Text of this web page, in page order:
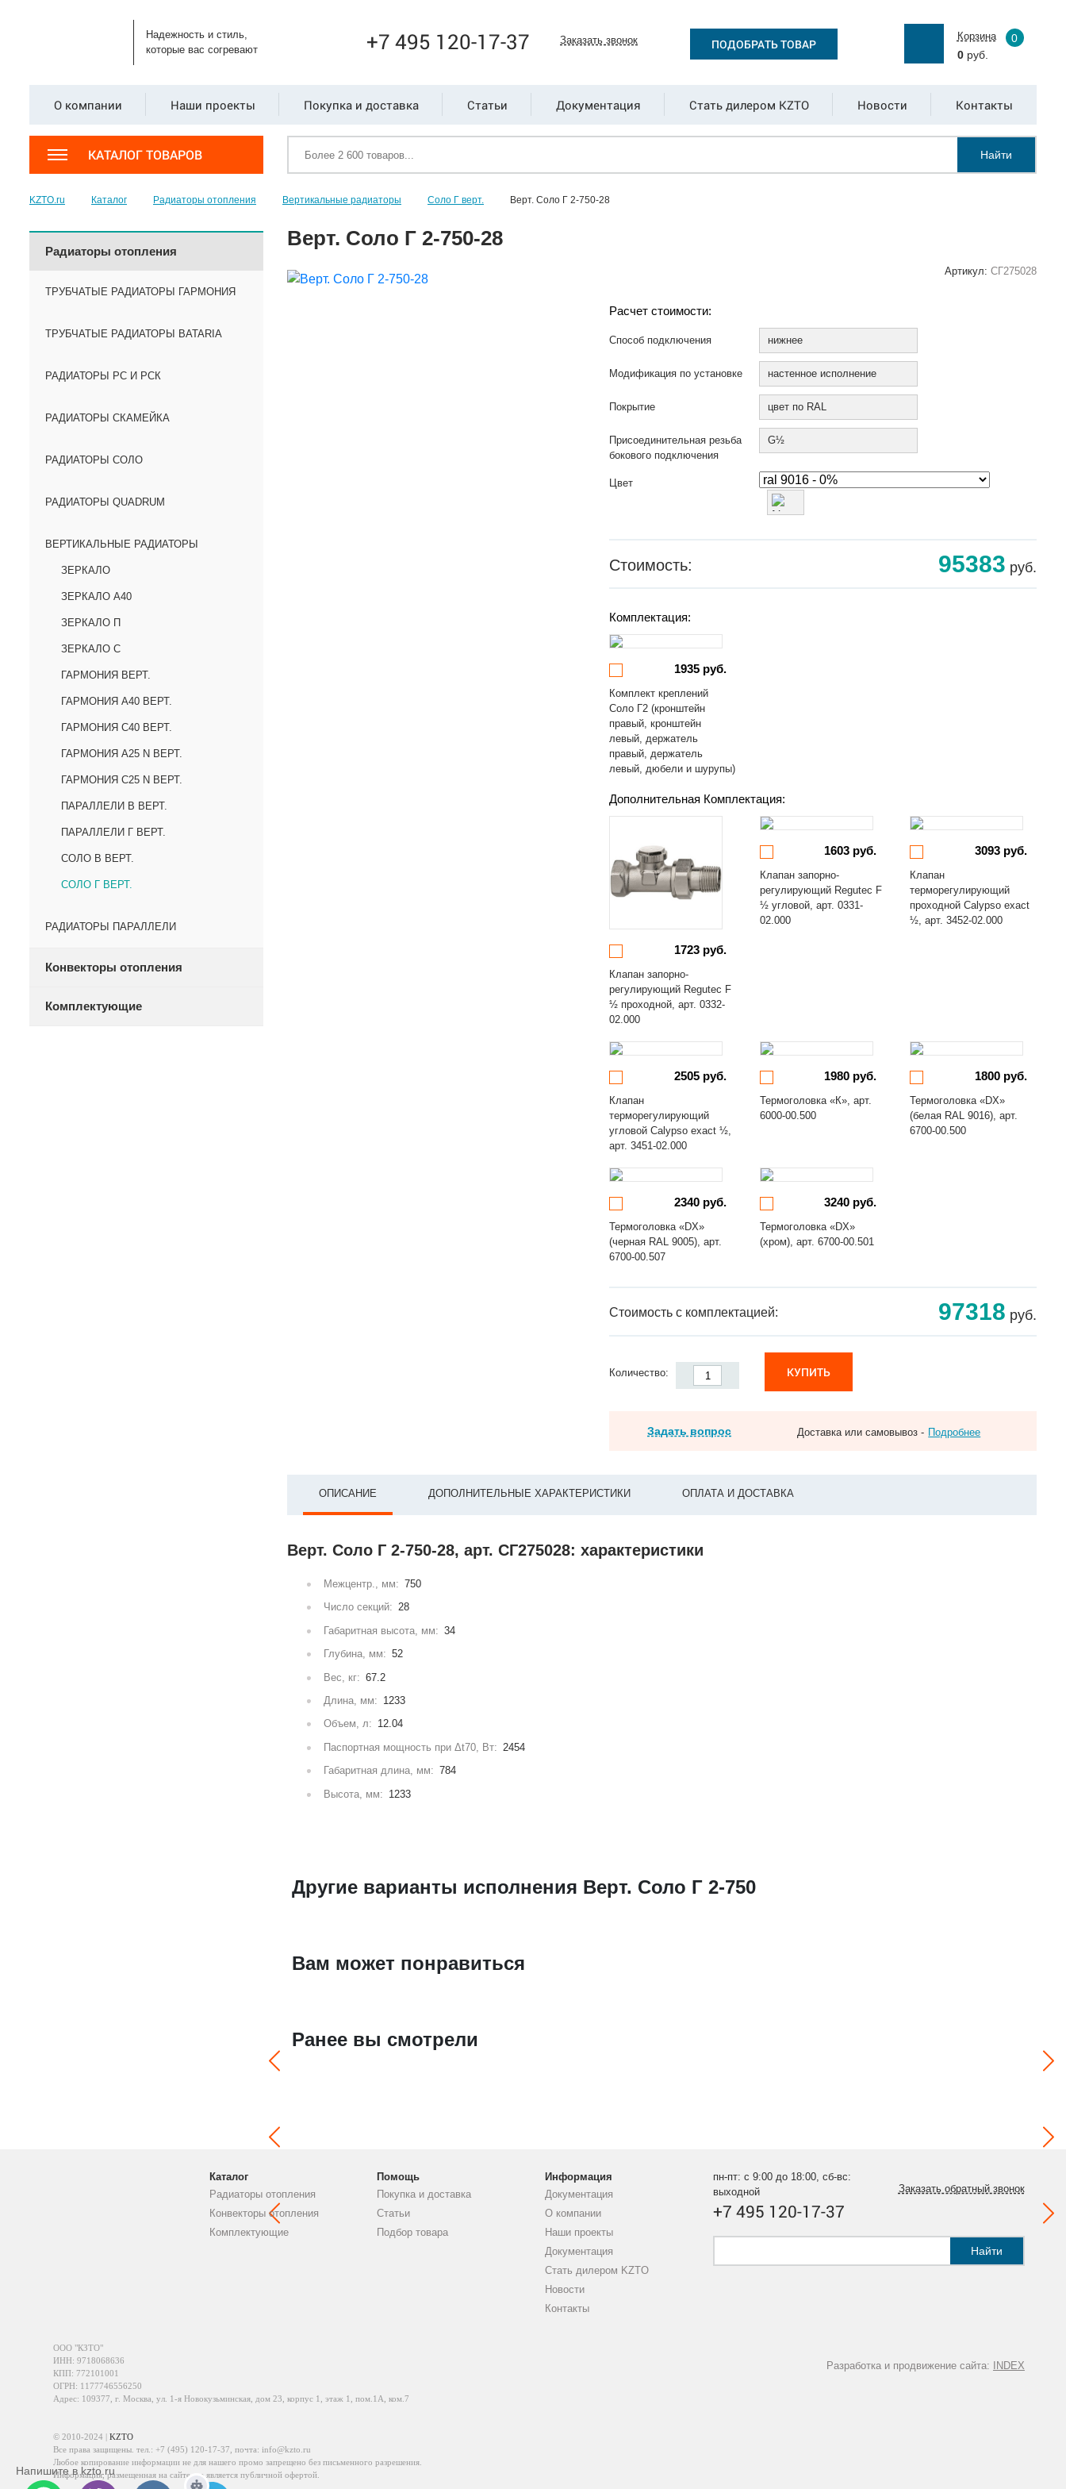
Надежность и стиль,
которые вас согревают
+7 495 120-17-37 Заказать звонок ПОДОБРАТЬ ТОВАР
Корзина
0
0руб.
О компании Наши проекты Покупка и доставка Статьи Документация Стать дилером KZTO Новости Контакты
КАТАЛОГ ТОВАРОВ Найти
KZTO.ru Каталог Радиаторы отопления Вертикальные радиаторы Соло Г верт. Верт. Соло Г 2-750-28
Радиаторы отопления
ТРУБЧАТЫЕ РАДИАТОРЫ ГАРМОНИЯ
ТРУБЧАТЫЕ РАДИАТОРЫ BATARIA
РАДИАТОРЫ РС И РСК
РАДИАТОРЫ СКАМЕЙКА
РАДИАТОРЫ СОЛО
РАДИАТОРЫ QUADRUM
ВЕРТИКАЛЬНЫЕ РАДИАТОРЫ
ЗЕРКАЛО
ЗЕРКАЛО А40
ЗЕРКАЛО П
ЗЕРКАЛО С
ГАРМОНИЯ ВЕРТ.
ГАРМОНИЯ А40 ВЕРТ.
ГАРМОНИЯ С40 ВЕРТ.
ГАРМОНИЯ А25 N ВЕРТ.
ГАРМОНИЯ С25 N ВЕРТ.
ПАРАЛЛЕЛИ В ВЕРТ.
ПАРАЛЛЕЛИ Г ВЕРТ.
СОЛО В ВЕРТ.
СОЛО Г ВЕРТ.
РАДИАТОРЫ ПАРАЛЛЕЛИ
Конвекторы отопления
Комплектующие
Верт. Соло Г 2-750-28
Артикул: СГ275028
Расчет стоимости:
Способ подключения нижнее
Модификация по установке настенное исполнение
Покрытие цвет по RAL
Присоединительная резьба
бокового подключения
G½
Цвет
Стоимость: 95383 руб.
Комплектация:
1935 руб.
Комплект креплений
Соло Г2 (кронштейн
правый, кронштейн
левый, держатель
правый, держатель
левый, дюбели и шурупы)
Дополнительная Комплектация:
1723 руб.
Клапан запорно-
регулирующий Regutec F
½ проходной, арт. 0332-
02.000
1603 руб.
Клапан запорно-
регулирующий Regutec F
½ угловой, арт. 0331-
02.000
3093 руб.
Клапан
терморегулирующий
проходной Calypso exact
½, арт. 3452-02.000
2505 руб.
Клапан
терморегулирующий
угловой Calypso exact ½,
арт. 3451-02.000
1980 руб.
Термоголовка «К», арт.
6000-00.500
1800 руб.
Термоголовка «DX»
(белая RAL 9016), арт.
6700-00.500
2340 руб.
Термоголовка «DX»
(черная RAL 9005), арт.
6700-00.507
3240 руб.
Термоголовка «DX»
(хром), арт. 6700-00.501
Стоимость с комплектацией: 97318 руб.
Количество: КУПИТЬ
Задать вопрос Доставка или самовывоз - Подробнее
ОПИСАНИЕ ДОПОЛНИТЕЛЬНЫЕ ХАРАКТЕРИСТИКИ ОПЛАТА И ДОСТАВКА
Верт. Соло Г 2-750-28, арт. СГ275028: характеристики
Межцентр., мм: 750
Число секций: 28
Габаритная высота, мм: 34
Глубина, мм: 52
Вес, кг: 67.2
Длина, мм: 1233
Объем, л: 12.04
Паспортная мощность при Δt70, Вт: 2454
Габаритная длина, мм: 784
Высота, мм: 1233
Другие варианты исполнения Верт. Соло Г 2-750
Вам может понравиться
Ранее вы смотрели
Каталог
Радиаторы отопления
Конвекторы отопления
Комплектующие
Помощь
Покупка и доставка
Статьи
Подбор товара
Информация
Документация
О компании
Наши проекты
Документация
Стать дилером KZTO
Новости
Контакты
пн-пт: с 9:00 до 18:00, сб-вс:
выходной
+7 495 120-17-37
Заказать обратный звонок
Найти
Разработка и продвижение сайта: INDEX
ООО "КЗТО"
ИНН: 9718068636
КПП: 772101001
ОГРН: 1177746556250
Адрес: 109377, г. Москва, ул. 1-я Новокузьминская, дом 23, корпус 1, этаж 1, пом.1А, ком.7
© 2010-2024 | KZTO
Все права защищены. тел.: +7 (495) 120-17-37 , почта: info@kzto.ru
Любое копирование информации не для нашего промо запрещено без письменного разрешения.
Информация, размещенная на сайте, не является публичной офертой.
Напишите в kzto.ru